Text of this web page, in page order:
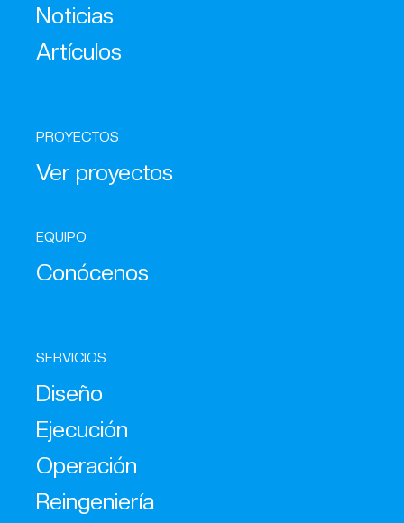
Noticias
Artículos
PROYECTOS
Ver proyectos
EQUIPO
Conócenos
SERVICIOS
Diseño
Ejecución
Operación
Reingeniería